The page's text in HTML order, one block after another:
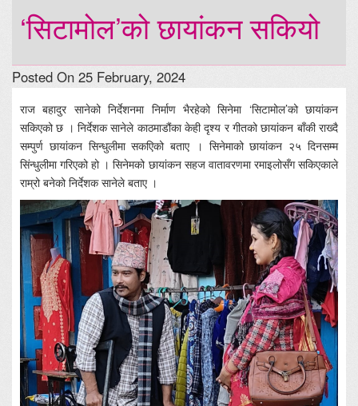
‘सिटामोल’को छायांकन सकियो
Posted On 25 February, 2024
राज बहादुर सानेको निर्देशनमा निर्माण भैरहेको सिनेमा ‘सिटामोल’को छायांकन
सकिएको छ । निर्देशक सानेले काठमाडौंका केही दृश्य र गीतको छायांकन बाँकी राख्दै
सम्पुर्ण छायांकन सिन्धुलीमा सकएिको बताए । सिनेमाको छायांकन २५ दिनसम्म
सिंन्धुलीमा गरिएको हो । सिनेमको छायांकन सहज वातावरणमा रमाइलोसँग सकिएकाले
राम्रो बनेको निर्देशक सानेले बताए ।